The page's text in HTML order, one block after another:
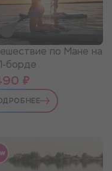
по Мане на
борде
₽